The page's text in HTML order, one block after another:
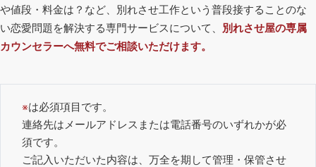
や値段・料金は？など、別れさせ工作という普段接することのな
い恋愛問題を解決する専門サービスについて、 別れさせ屋の専属
カウンセラーへ無料でご相談いただけます。
※は必須項目です。
連絡先はメールアドレスまたは電話番号のいずれかが必
須です。
ご記入いただいた内容は、万全を期して管理・保管させ